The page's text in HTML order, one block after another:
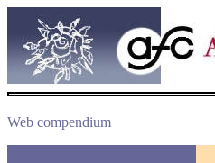
Web compendium